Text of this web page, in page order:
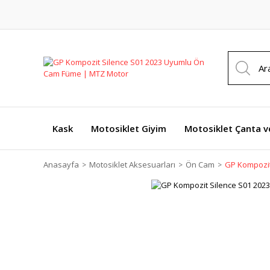
Kask Motosiklet Giyim Motosiklet Çanta
Anasayfa Motosiklet Aksesuarları Ön Cam GP